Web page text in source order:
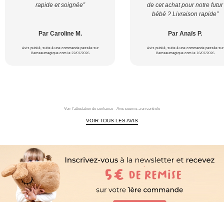
rapide et soignée”
Par Caroline M.
Avis publié, suite à une commande passée sur
Berceaumagique.com le 22/07/2026
de cet achat pour notre futur
bébé ? Livraison rapide”
Par Anaïs P.
Avis publié, suite à une commande passée sur
Berceaumagique.com le 16/07/2026
Voir l'attestation de confiance - Avis soumis à un contrôle
VOIR TOUS LES AVIS